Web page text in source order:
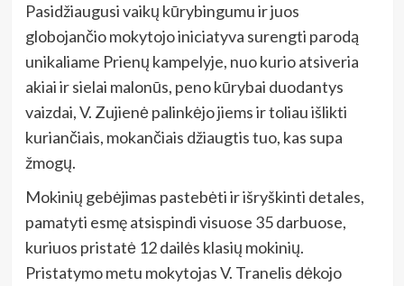
Pasidžiaugusi vaikų kūrybingumu ir juos
globojančio mokytojo iniciatyva surengti parodą
unikaliame Prienų kampelyje, nuo kurio atsiveria
akiai ir sielai malonūs, peno kūrybai duodantys
vaizdai, V. Zujienė palinkėjo jiems ir toliau išlikti
kuriančiais, mokančiais džiaugtis tuo, kas supa
žmogų.
Mokinių gebėjimas pastebėti ir išryškinti detales,
pamatyti esmę atsispindi visuose 35 darbuose,
kuriuos pristatė 12 dailės klasių mokinių.
Pristatymo metu mokytojas V. Tranelis dėkojo